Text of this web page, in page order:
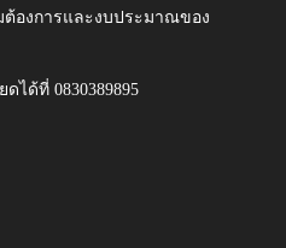
องการและงบประมาณของ
ได้ที่ 0830389895